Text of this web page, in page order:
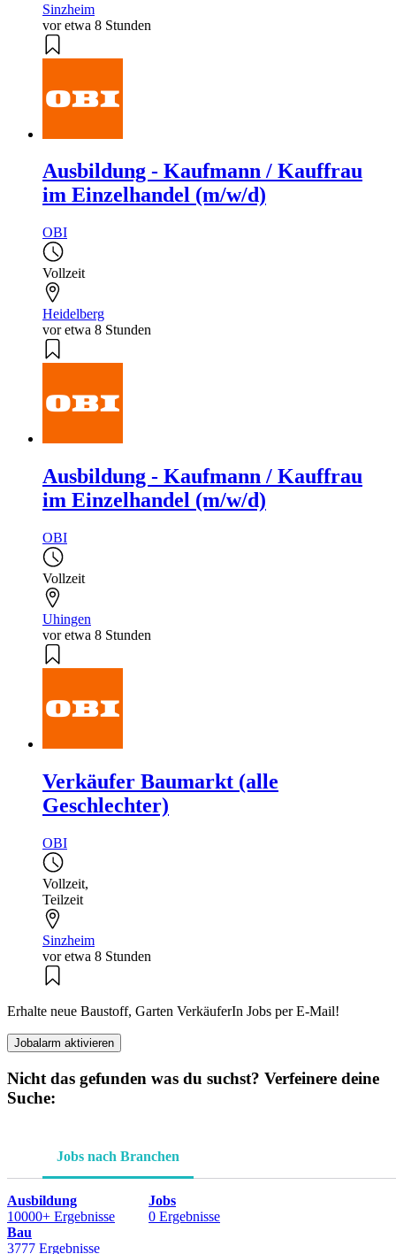
Sinzheim
vor etwa 8 Stunden
Ausbildung - Kaufmann / Kauffrau
im Einzelhandel (m/w/d)
OBI
Vollzeit
Heidelberg
vor etwa 8 Stunden
Ausbildung - Kaufmann / Kauffrau
im Einzelhandel (m/w/d)
OBI
Vollzeit
Uhingen
vor etwa 8 Stunden
Verkäufer Baumarkt (alle
Geschlechter)
OBI
Vollzeit,
Teilzeit
Sinzheim
vor etwa 8 Stunden
Erhalte neue Baustoff, Garten VerkäuferIn Jobs per E-Mail!
Jobalarm aktivieren
Nicht das gefunden was du suchst? Verfeinere deine
Suche:
Jobs nach Branchen
Ausbildung
10000+ Ergebnisse
Bau
3777 Ergebnisse
Jobs
0 Ergebnisse